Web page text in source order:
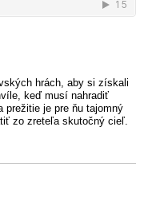
hrách, aby si získali
keď musí nahradiť
prežitie je pre ňu tajomný
zo zreteľa skutočný cieľ.